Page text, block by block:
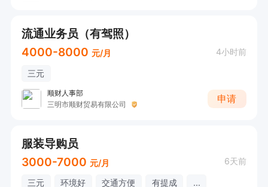
流通业务员（有驾照）
4000-8000 元/月 4小时前
三元
顺财人事部
三明市顺财贸易有限公司
申请
服装导购员
3000-7000 元/月 6天前
三元 环境好 交通方便 有提成 ...